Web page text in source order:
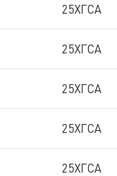
25ХГСА
25ХГСА
25ХГСА
25ХГСА
25ХГСА